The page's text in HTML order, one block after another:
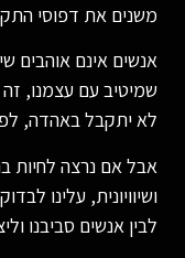
משנים את דפוסי
אנשים אינם אוהבים
שמיטיב עם עצמנו, זה
לא יתקבל באהדה,
אבל אם נרצה לחיות
ושיוויונית, עלינו
לבין אנשים סביבנו